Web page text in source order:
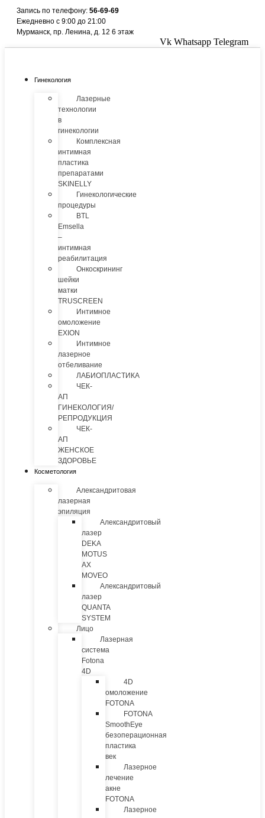
Перейти
содержимому
Запись по телефону: 56-69-69
Ежедневно с 9:00 до 21:00
Мурманск, пр. Ленина, д. 12 6 этаж
Vk Whatsapp Telegram
Гинекология
Лазерные
технологии
в
гинекологии
Комплексная
интимная
пластика
препаратами
SKINELLY
Гинекологические
процедуры
BTL
Emsella
–
интимная
реабилитация
Онкоскрининг
шейки
матки
TRUSCREEN
Интимное
омоложение
EXION
Интимное
лазерное
отбеливание
ЛАБИОПЛАСТИКА
ЧЕК-
АП
ГИНЕКОЛОГИЯ/
РЕПРОДУКЦИЯ
ЧЕК-
АП
ЖЕНСКОЕ
ЗДОРОВЬЕ
Косметология
Александритовая
лазерная
эпиляция
Александритовый
лазер
DEKA
MOTUS
AX
MOVEO
Александритовый
лазер
QUANTA
SYSTEM
Лицо
Лазерная
система
Fotona
4D
4D
омоложение
FOTONA
FOTONA
SmoothEye
безоперационная
пластика
век
Лазерное
лечение
акне
FOTONA
Лазерное